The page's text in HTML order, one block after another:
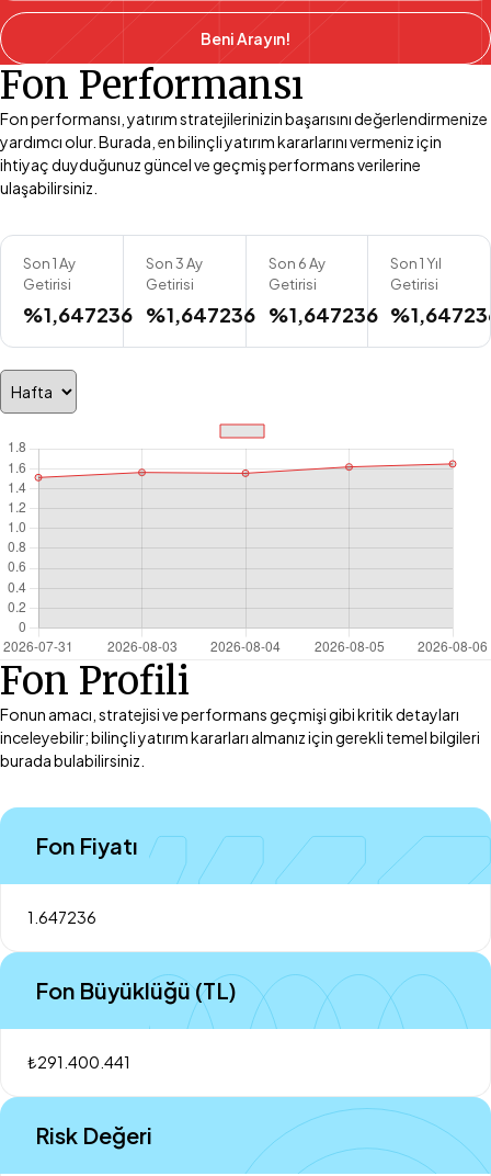
Beni Arayın!
Fon Performansı
Fon performansı, yatırım stratejilerinizin başarısını değerlendirmenize
yardımcı olur. Burada, en bilinçli yatırım kararlarını vermeniz için
ihtiyaç duyduğunuz güncel ve geçmiş performans verilerine
ulaşabilirsiniz.
Son 1 Ay
Getirisi
%1,647236
Son 3 Ay
Getirisi
%1,647236
Son 6 Ay
Getirisi
%1,647236
Son 1 Yıl
Getirisi
Fon Profili
Fonun amacı, stratejisi ve performans geçmişi gibi kritik detayları
inceleyebilir; bilinçli yatırım kararları almanız için gerekli temel bilgileri
burada bulabilirsiniz.
Fon Fiyatı
1.647236
Fon Büyüklüğü (TL)
₺291.400.441
Risk Değeri